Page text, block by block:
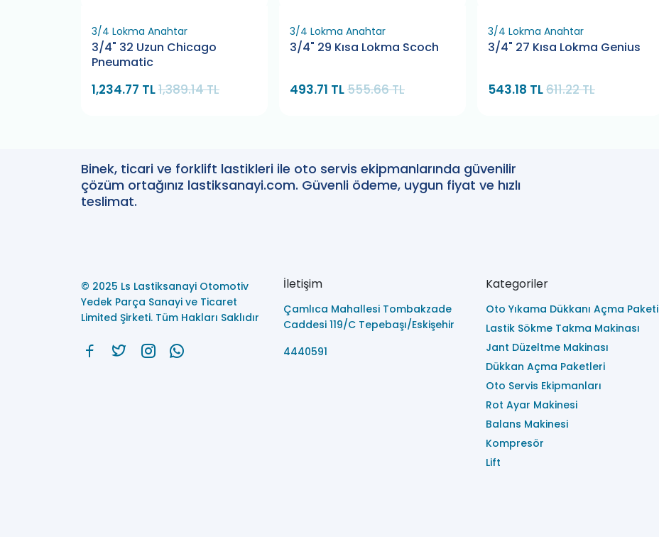
3/4 Lokma Anahtar
3/4" 32 Uzun Chicago
Pneumatic
1,234.77 TL1,389.14 TL
3/4 Lokma Anahtar
3/4" 29 Kısa Lokma Scoch
493.71 TL555.66 TL
3/4 Lokma Anahtar
3/4" 27 Kısa Lokma Genius
543.18 TL611.22 TL
Binek, ticari ve forklift lastikleri ile oto servis ekipmanlarında güvenilir
çözüm ortağınız lastiksanayi.com. Güvenli ödeme, uygun fiyat ve hızlı
teslimat.
© 2025 Ls Lastiksanayi Otomotiv
Yedek Parça Sanayi ve Ticaret
Limited Şirketi. Tüm Hakları Saklıdır
İletişim
Çamlıca Mahallesi Tombakzade
Caddesi 119/C Tepebaşı/Eskişehir
4440591
Kategoriler
Oto Yıkama Dükkanı Açma Paketi
Lastik Sökme Takma Makinası
Jant Düzeltme Makinası
Dükkan Açma Paketleri
Oto Servis Ekipmanları
Rot Ayar Makinesi
Balans Makinesi
Kompresör
Lift